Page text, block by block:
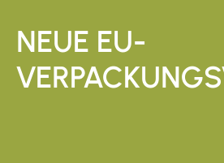
NEUE EU-